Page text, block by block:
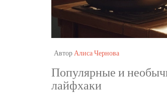
АвторАлиса Чернова
Популярные и
лайфхаки